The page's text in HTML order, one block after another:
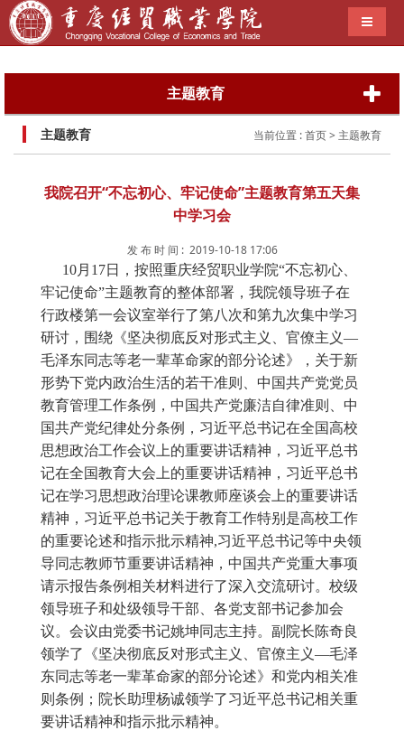
导航切
主题教育
主题教育 当前位置 :首页> 主题教育
我院召开“不忘初心、牢记使命”主题教育第五天集
中学习会
发 布 时 间 : 2019-10-18 17:06
10月17日，按照重庆经贸职业学院“不忘初心、
牢记使命”主题教育的整体部署，我院领导班子在
行政楼第一会议室举行了第八次和第九次集中学习
研讨，围绕《坚决彻底反对形式主义、官僚主义—
毛泽东同志等老一辈革命家的部分论述》，关于新
形势下党内政治生活的若干准则、中国共产党党员
教育管理工作条例，中国共产党廉洁自律准则、中
国共产党纪律处分条例，习近平总书记在全国高校
思想政治工作会议上的重要讲话精神，习近平总书
记在全国教育大会上的重要讲话精神，习近平总书
记在学习思想政治理论课教师座谈会上的重要讲话
精神，习近平总书记关于教育工作特别是高校工作
的重要论述和指示批示精神,习近平总书记等中央领
导同志教师节重要讲话精神，中国共产党重大事项
请示报告条例相关材料进行了深入交流研讨。校级
领导班子和处级领导干部、各党支部书记参加会
议。会议由党委书记姚坤同志主持。副院长陈奇良
领学了《坚决彻底反对形式主义、官僚主义—毛泽
东同志等老一辈革命家的部分论述》和党内相关准
则条例；院长助理杨诚领学了习近平总书记相关重
要讲话精神和指示批示精神。